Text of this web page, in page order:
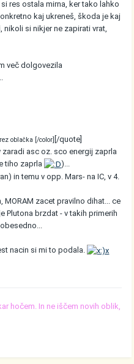
res ostala mirna, ker tako lahko
kaj ukreneš, škoda je kaj
si nikjer ne zapirati vrat,
več dolgovezila
oblačka [/color] [/quote]
asc oz. sco energij zaprla
tiho zaprla
)...
in temu v opp. Mars- na IC, v 4.
MORAM zacet pravilno dihat... ce
Plutona brzdat - v takih primerih
nacin si mi to podala.
hočem. In ne iščem novih oblik,